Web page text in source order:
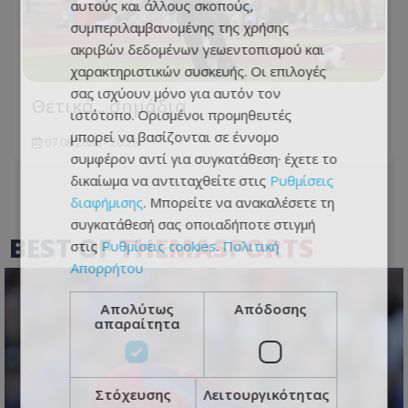
Θετικά... σημάδια
07.08.2026 - 20:26
BEST OFTHEMASPORTS
αυτούς και άλλους σκοπούς,
συμπεριλαμβανομένης της χρήσης
ακριβών δεδομένων γεωεντοπισμού και
χαρακτηριστικών συσκευής. Οι επιλογές
σας ισχύουν μόνο για αυτόν τον
ιστότοπο. Ορισμένοι προμηθευτές
μπορεί να βασίζονται σε έννομο
συμφέρον αντί για συγκατάθεση· έχετε το
δικαίωμα να αντιταχθείτε στις Ρυθμίσεις
διαφήμισης. Μπορείτε να ανακαλέσετε τη
συγκατάθεσή σας οποιαδήποτε στιγμή
στις Ρυθμίσεις cookies. Πολιτική
Απορρήτου
Απολύτως
απαραίτητα
Απόδοσης
Στόχευσης Λειτουργικότητας